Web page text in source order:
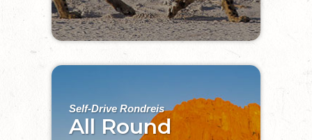
Self-Drive Rondreis
All Round